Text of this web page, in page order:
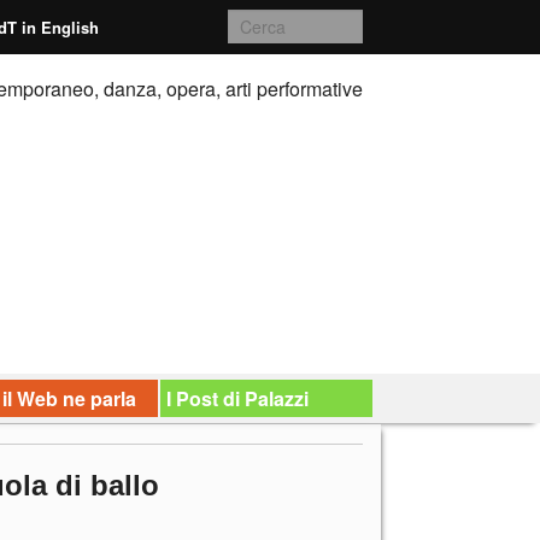
in English
danza, opera, arti performative
Web ne parla I Post di Palazzi
di ballo